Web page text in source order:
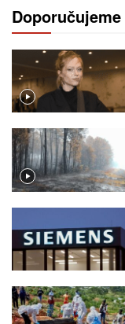
Doporučujeme